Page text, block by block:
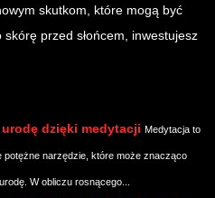
skutkom, które mogą być
przed słońcem, inwestujesz
dzięki medytacji Medytacja to
potężne narzędzie, które może znacząco
W obliczu rosnącego...